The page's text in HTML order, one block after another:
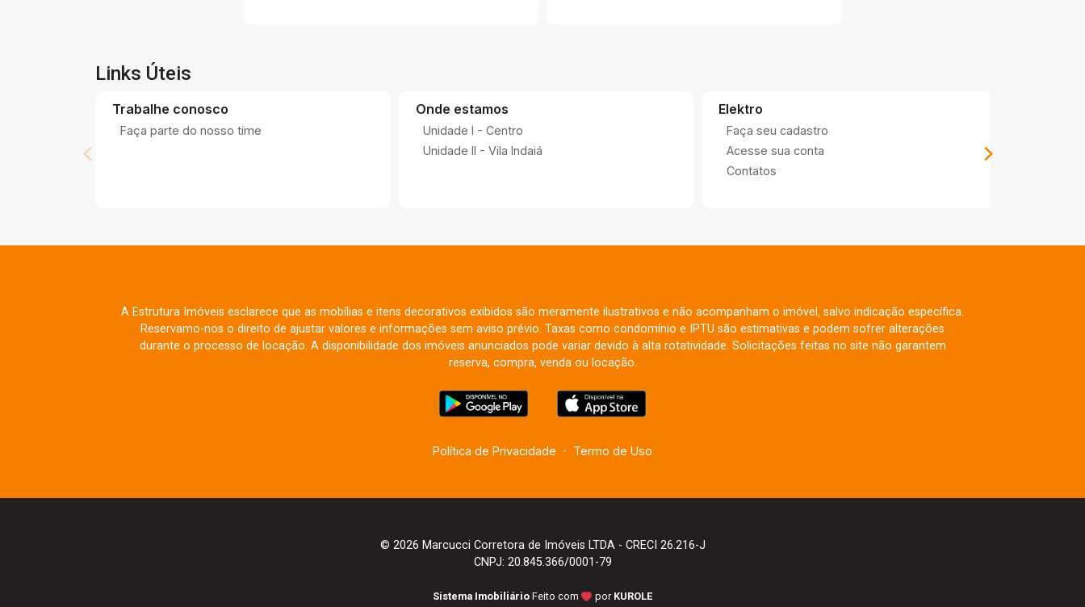
Links Úteis
Trabalhe conosco
Faça parte do nosso time
Onde estamos
Unidade I - Centro
Unidade II - Vila Indaiá
Elektro
Faça seu cadastro
Acesse sua conta
Contatos
A Estrutura Imóveis esclarece que as mobílias e itens decorativos exibidos são meramente ilustrativos e não acompanham o imóvel, salvo indicação específica.
Reservamo-nos o direito de ajustar valores e informações sem aviso prévio. Taxas como condomínio e IPTU são estimativas e podem sofrer alterações
durante o processo de locação. A disponibilidade dos imóveis anunciados pode variar devido à alta rotatividade. Solicitações feitas no site não garantem
reserva, compra, venda ou locação.
Política de Privacidade - Termo de Uso
© 2026 Marcucci Corretora de Imóveis LTDA - CRECI 26.216-J
CNPJ: 20.845.366/0001-79
Sistema Imobiliário Feito com por KUROLE